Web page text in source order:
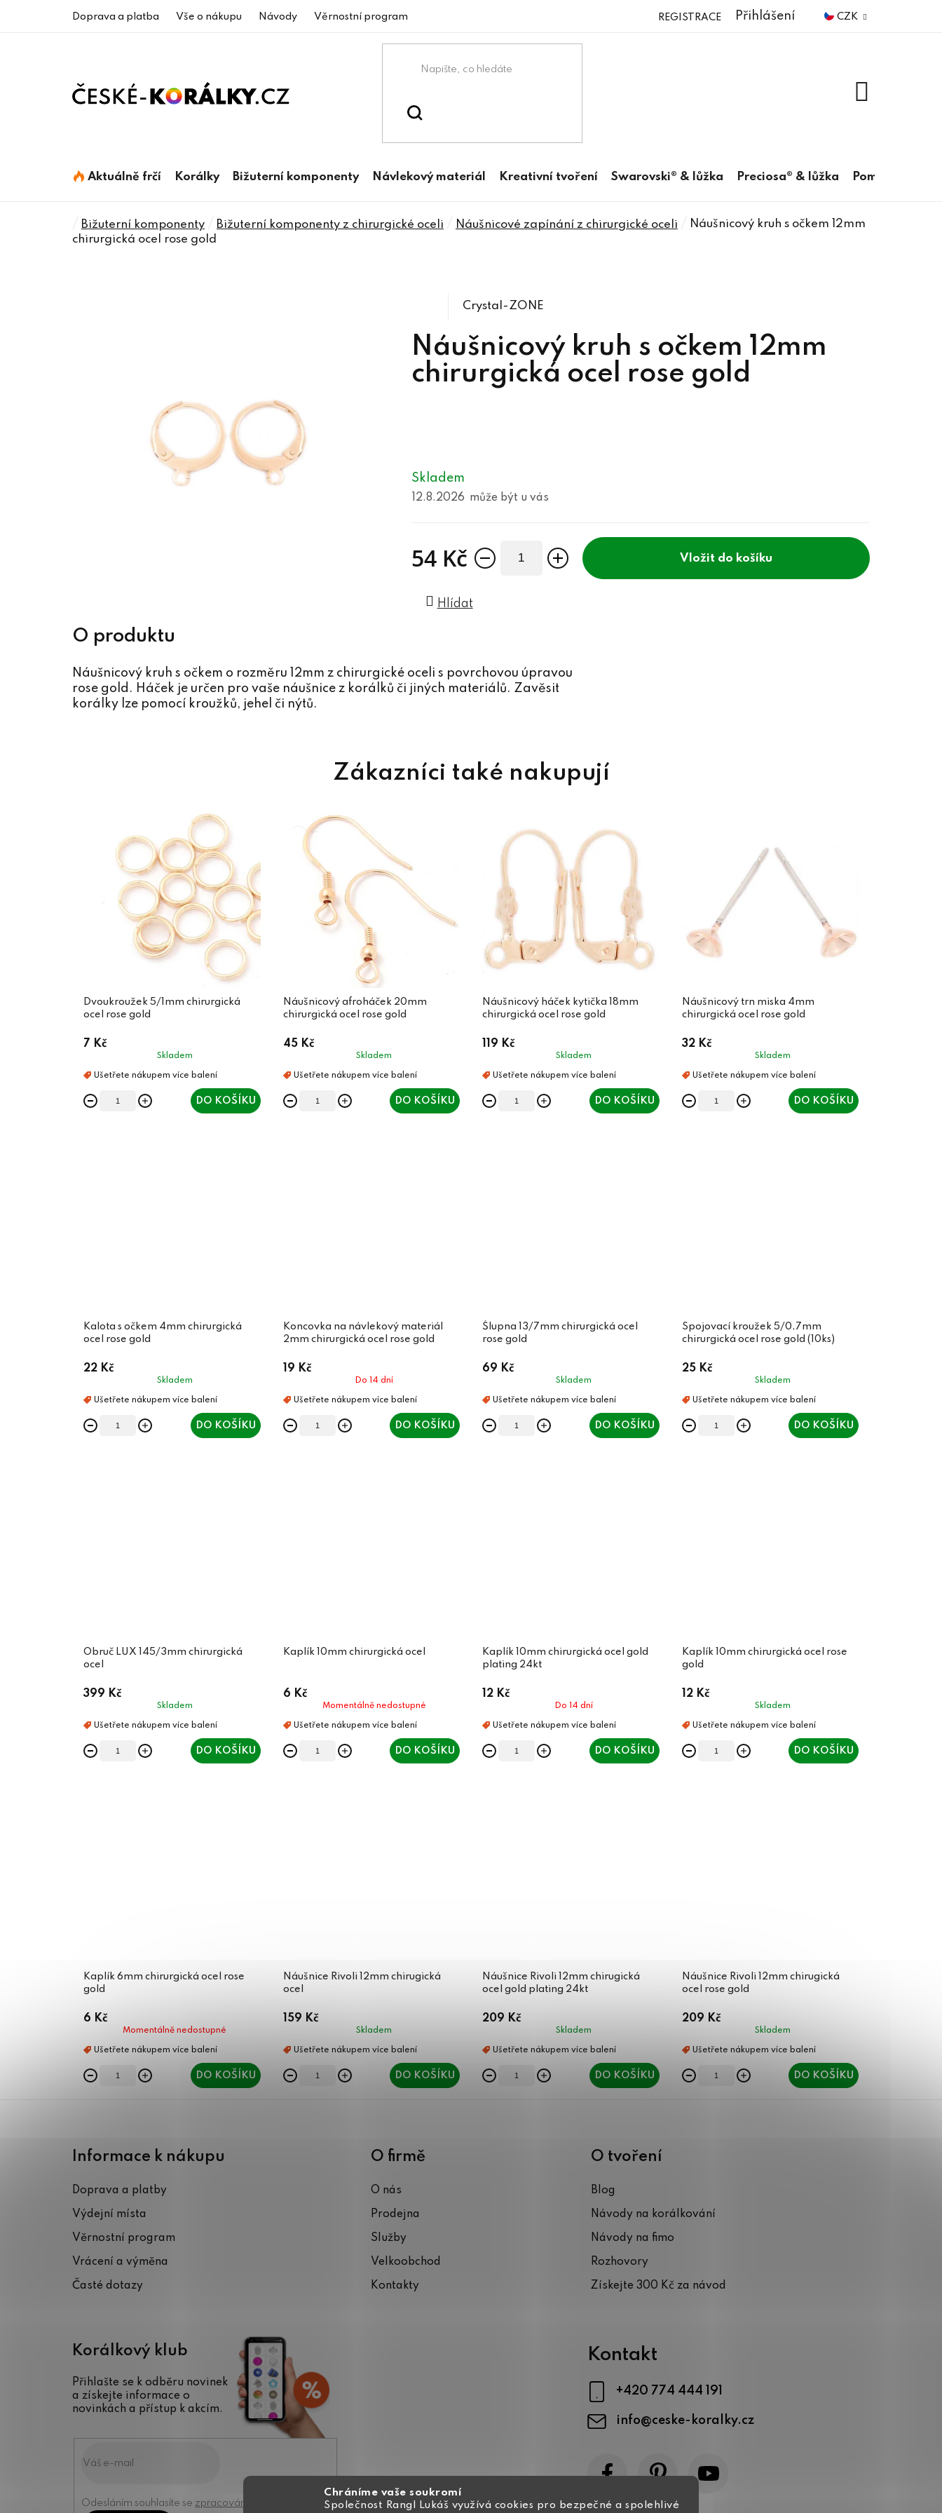
Chráníme vaše soukromí
Společnost Rangl Lukáš využívá cookies pro bezpečné a spolehlivé
Doprava a platba Vše o nákupu Návody Věrnostní program CZK
Přihlášení
REGISTRACE
Aktuálně frčí Korálky Bižuterní komponenty Návlekový materiál Kreativní tvoření Swarovski® & lůžka Preciosa® & lůžka Pomůcky
Domů
Bižuterní komponenty Bižuterní komponenty z chirurgické oceli Náušnicové zapínání z chirurgické oceli
Náušnicový kruh s očkem 12mm
chirurgická ocel rose gold
Náušnicový kruh s očkem 12mm
chirurgická ocel rose gold
Crystal-ZONE
Skladem
12.8.2026
54 Kč do košíku
Hlídat
Náušnicový kruh s očkem o rozměru 12mm z chirurgické oceli s povrchovou úpravou
rose gold. Háček je určen pro vaše náušnice z korálků či jiných materiálů. Zavěsit
korálky lze pomocí kroužků, jehel či nýtů.
Dvoukroužek 5/1mm chirurgická
ocel rose gold
7 Kč
Skladem
DO KOŠÍKU
Náušnicový afroháček 20mm
chirurgická ocel rose gold
45 Kč
Skladem
DO KOŠÍKU
Náušnicový háček kytička 18mm
chirurgická ocel rose gold
119 Kč
Skladem
DO KOŠÍKU
Náušnicový trn miska 4mm
chirurgická ocel rose gold
32 Kč
Skladem
DO KOŠÍKU
Kalota s očkem 4mm chirurgická
ocel rose gold
22 Kč
Skladem
DO KOŠÍKU
Koncovka na návlekový materiál
2mm chirurgická ocel rose gold
19 Kč
Do 14 dní
DO KOŠÍKU
Šlupna 13/7mm chirurgická ocel
rose gold
69 Kč
Skladem
DO KOŠÍKU
Spojovací kroužek 5/0,7mm
chirurgická ocel rose gold (10ks)
25 Kč
Skladem
DO KOŠÍKU
Obruč LUX 145/3mm chirurgická
ocel
399 Kč
Skladem
DO KOŠÍKU
Kaplík 10mm chirurgická ocel
6 Kč
Momentálně nedostupné
DO KOŠÍKU
Kaplík 10mm chirurgická ocel gold
plating 24kt
12 Kč
Do 14 dní
DO KOŠÍKU
Kaplík 10mm chirurgická ocel rose
gold
12 Kč
Skladem
DO KOŠÍKU
Kaplík 6mm chirurgická ocel rose
gold
6 Kč
Momentálně nedostupné
DO KOŠÍKU
Náušnice Rivoli 12mm chirugická
ocel
159 Kč
Skladem
DO KOŠÍKU
Náušnice Rivoli 12mm chirugická
ocel gold plating 24kt
209 Kč
Skladem
DO KOŠÍKU
Náušnice Rivoli 12mm chirugická
ocel rose gold
209 Kč
Skladem
DO KOŠÍKU
Informace k nákupu
Doprava a platby
Výdejní místa
Věrnostní program
Vrácení a výměna
Časté dotazy
O firmě
O nás
Prodejna
Služby
Velkoobchod
Kontakty
O tvoření
Blog
Návody na korálkování
Návody na fimo
Rozhovory
Získejte 300 Kč za návod
Korálkový klub
Přihlašte se k odběru novinek
a získejte informace o
novinkách a přístup k akcím.
Odesláním souhlasíte se zpracováním osobních údajů
Kontakt
info@ceske-koralky.cz
+420 774 444 191